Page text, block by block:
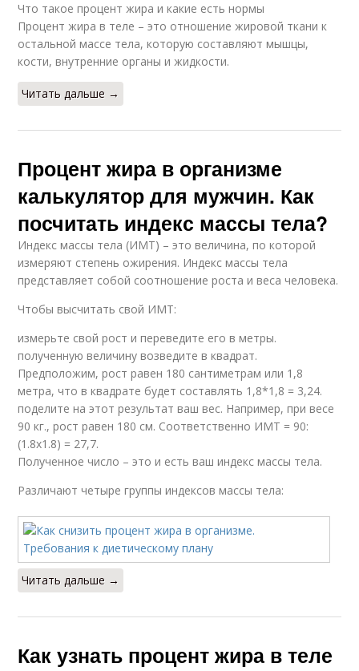
Что такое процент жира и какие есть нормы
Процент жира в теле – это отношение жировой ткани к
остальной массе тела, которую составляют мышцы,
кости, внутренние органы и жидкости.
Читать дальше →
Процент жира в организме
калькулятор для мужчин. Как
посчитать индекс массы тела?
Индекс массы тела (ИМТ) – это величина, по которой
измеряют степень ожирения. Индекс массы тела
представляет собой соотношение роста и веса человека.
Чтобы высчитать свой ИМТ:
измерьте свой рост и переведите его в метры.
полученную величину возведите в квадрат.
Предположим, рост равен 180 сантиметрам или 1,8
метра, что в квадрате будет составлять 1,8*1,8 = 3,24.
поделите на этот результат ваш вес. Например, при весе
90 кг., рост равен 180 см. Соответственно ИМТ = 90:
(1.8х1.8) = 27,7.
Полученное число – это и есть ваш индекс массы тела.
Различают четыре группы индексов массы тела:
Читать дальше →
Как узнать процент жира в теле